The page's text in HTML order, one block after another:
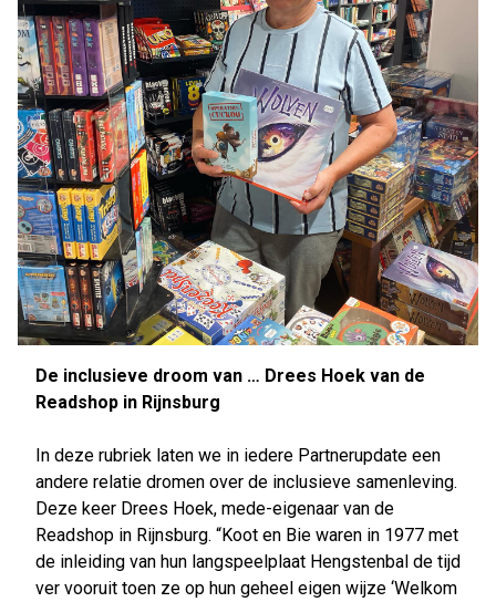
Verhuur
De inclusieve droom van … Drees Hoek van de
Readshop in Rijnsburg
In deze rubriek laten we in iedere Partnerupdate een
andere relatie dromen over de inclusieve samenleving.
Deze keer Drees Hoek, mede-eigenaar van de
Readshop in Rijnsburg. “Koot en Bie waren in 1977 met
de inleiding van hun langspeelplaat Hengstenbal de tijd
ver vooruit toen ze op hun geheel eigen wijze ‘Welkom